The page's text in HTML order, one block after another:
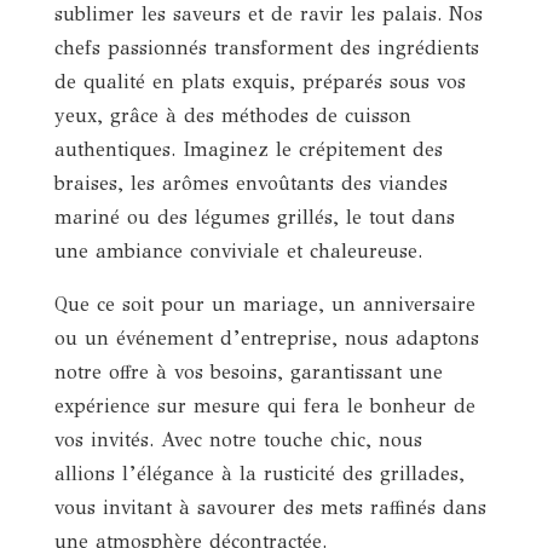
sublimer les saveurs et de ravir les palais. Nos
chefs passionnés transforment des ingrédients
de qualité en plats exquis, préparés sous vos
yeux, grâce à des méthodes de cuisson
authentiques. Imaginez le crépitement des
braises, les arômes envoûtants des viandes
mariné ou des légumes grillés, le tout dans
une ambiance conviviale et chaleureuse.
Que ce soit pour un mariage, un anniversaire
ou un événement d’entreprise, nous adaptons
notre offre à vos besoins, garantissant une
expérience sur mesure qui fera le bonheur de
vos invités. Avec notre touche chic, nous
allions l’élégance à la rusticité des grillades,
vous invitant à savourer des mets raffinés dans
une atmosphère décontractée.